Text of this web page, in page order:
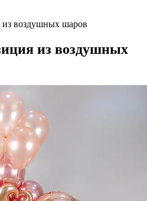
воздушных шаров
из воздушных